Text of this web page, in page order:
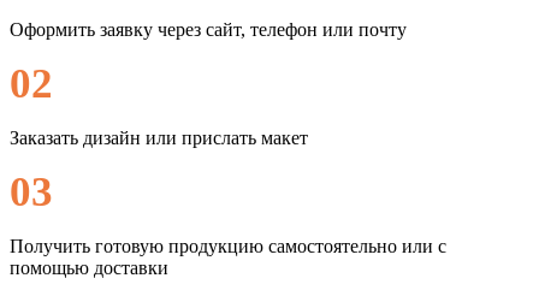
Оформить заявку через сайт, телефон или почту
02
Заказать дизайн или прислать макет
03
Получить готовую продукцию самостоятельно или с
помощью доставки